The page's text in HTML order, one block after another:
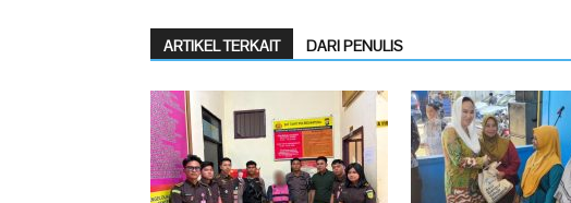
ARTIKEL TERKAIT DARI PENULIS